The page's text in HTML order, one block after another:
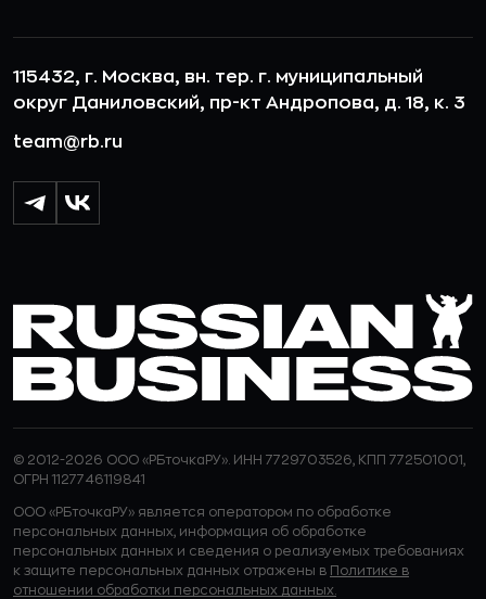
115432, г. Москва, вн. тер. г. муниципальный
округ Даниловский, пр-кт Андропова, д. 18, к. 3
team@rb.ru
© 2012-2026 ООО «РБточкаРУ». ИНН 7729703526, КПП 772501001,
ОГРН 1127746119841
ООО «РБточкаРУ» является оператором по обработке
персональных данных, информация об обработке
персональных данных и сведения о реализуемых требованиях
к защите персональных данных отражены в
Политике в
отношении обработки персональных данных.